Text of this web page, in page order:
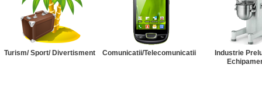
Turism/ Sport/ Divertisment Comunicatii/Telecomunicatii
Industrie